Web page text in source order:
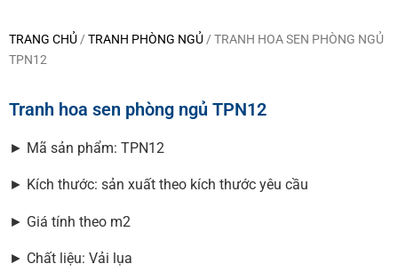
TRANG CHỦ / TRANH PHÒNG NGỦ / TRANH HOA SEN PHÒNG NGỦ
TPN12
Tranh hoa sen phòng ngủ TPN12
► Mã sản phẩm: TPN12
► Kích thước: sản xuất theo kích thước yêu cầu
► Giá tính theo m2
► Chất liệu: Vải lụa